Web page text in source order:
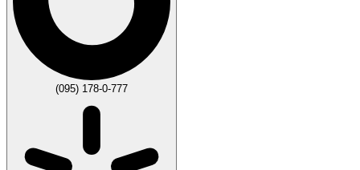
(095) 178-0-777